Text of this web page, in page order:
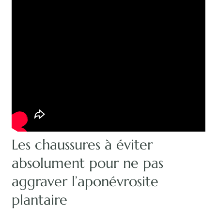
Les chaussures à éviter
absolument pour ne pas
aggraver l’aponévrosite
plantaire